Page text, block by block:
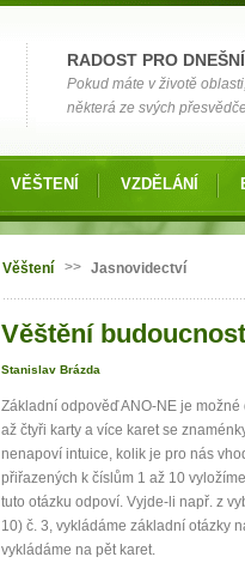
RADOST PRO
Pokud máte v životě
některá ze svých
VĚŠTENÍ VZDĚLÁNÍ
Jste zde
Věštení >> Jasnovidectví
Věštění
Stanislav Brázda
Základní odpověď ANO-NE je
až čtyři karty a více karet se
nenapoví intuice, kolik je pro nás
přiřazených k číslům 1 až 10
tuto otázku odpoví. Vyjde-li např. z
10) č. 3, vykládáme základní otázky
vykládáme na pět karet.